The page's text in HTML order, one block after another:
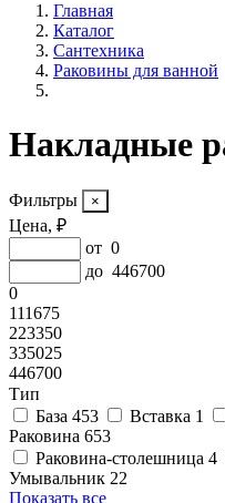
Главная
Каталог
Сантехника
Раковины для ванной
Накладные
Фильтры
Цена, ₽
от 0
до 446700
0
111675
223350
335025
446700
Тип
База 453 Вставка 1
Раковина 653
Раковина-столешница 4
Умывальник 22
Показать все